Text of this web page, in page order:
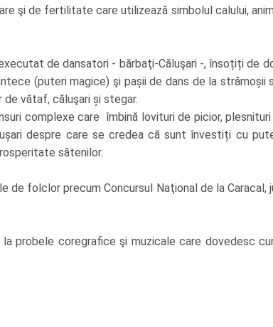
şi de fertilitate care utilizează simbolul calului,
de dansatori - bărbaţi-Căluşari -, însoțiți de
(puteri magice) şi pașii de dans de la strămoșii
vătaf, căluşari și stegar.
complexe care îmbină lovituri de picior,
despre care se credea că sunt învestiți cu
sătenilor.
de folclor precum Concursul Naţional de la Caracal,
probele coregrafice şi muzicale care dovedesc